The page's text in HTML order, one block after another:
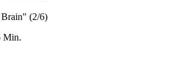
(2/6)
Min.